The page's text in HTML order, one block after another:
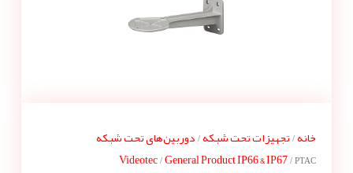
خانه/ تجهیزات تحت شبکه/ دوربین‌های تحت شبکه
Videotec /General Product IP66 & IP67 / PTAC